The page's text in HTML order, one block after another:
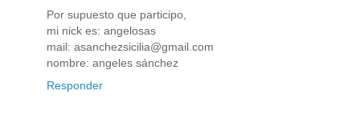
Por supuesto que participo,
mi nick es: angelosas
mail: asanchezsicilia@gmail.com
nombre: angeles sánchez
Responder